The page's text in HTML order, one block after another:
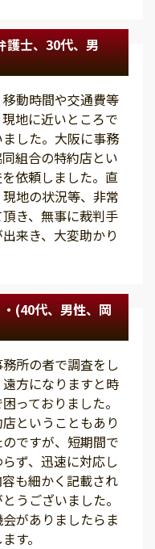
護士、30代、男
動時間や交通費等
地に近いところで
した。大阪に事務
組合の特約店とい
依頼しました。直
地の状況等、非常
き、無事に裁判手
来き、大変助かり
(40代、男性、岡
所の者で調査をし
方になりますと時
っておりました。
ということもあり
ですが、短期間で
ず、迅速に対応し
も細かく記載され
うございました。
がありましたらま
す。